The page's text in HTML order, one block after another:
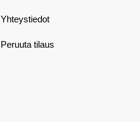
Yhteystiedot
Peruuta tilaus